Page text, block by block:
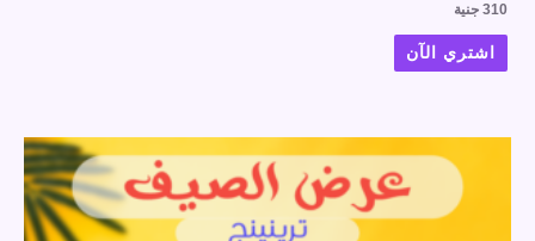
310 جنية
اشتري الآن